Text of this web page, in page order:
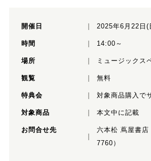
開催日 2025年6月22日(
時間 14:00～
場所 ミュージックス
観覧 無料
特典会 対象商品購入で
対象商品 本文中に記載
お問合せ先
六本松 蔦屋書店
7760）